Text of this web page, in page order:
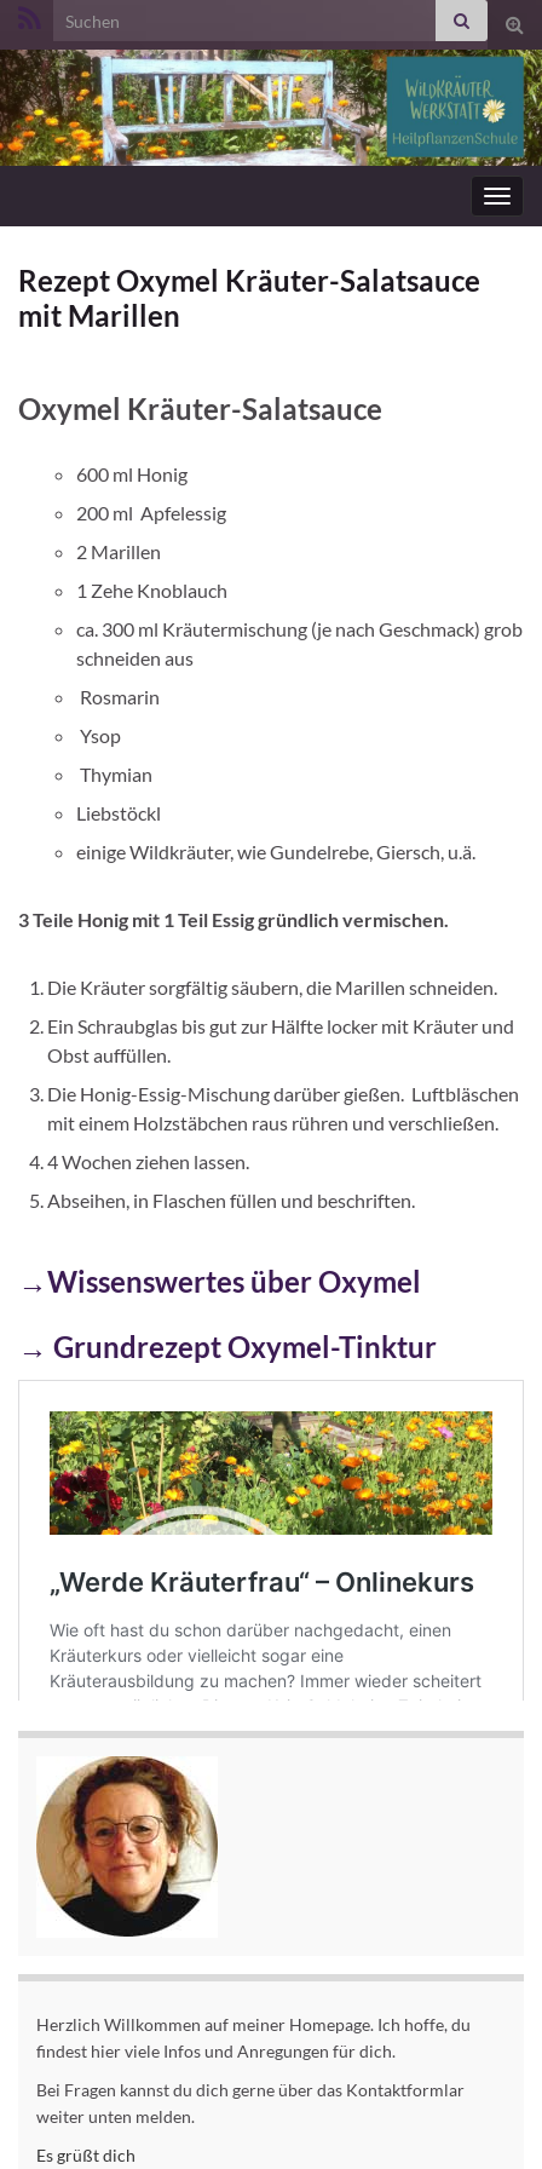
Search for:
Rezept Oxymel Kräuter-Salatsauce
mit Marillen
Oxymel Kräuter-Salatsauce
600 ml Honig
200 ml Apfelessig
2 Marillen
1 Zehe Knoblauch
ca. 300 ml Kräutermischung (je nach Geschmack) grob
schneiden aus
Rosmarin
Ysop
Thymian
Liebstöckl
einige Wildkräuter, wie Gundelrebe, Giersch, u.ä.
3 Teile Honig mit 1 Teil Essig gründlich vermischen.
Die Kräuter sorgfältig säubern, die Marillen schneiden.
Ein Schraubglas bis gut zur Hälfte locker mit Kräuter und
Obst auffüllen.
Die Honig-Essig-Mischung darüber gießen. Luftbläschen
mit einem Holzstäbchen raus rühren und verschließen.
4 Wochen ziehen lassen.
Abseihen, in Flaschen füllen und beschriften.
→Wissenswertes über Oxymel
→ Grundrezept Oxymel-Tinktur
Herzlich Willkommen auf meiner Homepage. Ich hoffe, du
findest hier viele Infos und Anregungen für dich.
Bei Fragen kannst du dich gerne über das Kontaktformlar
weiter unten melden.
Es grüßt dich